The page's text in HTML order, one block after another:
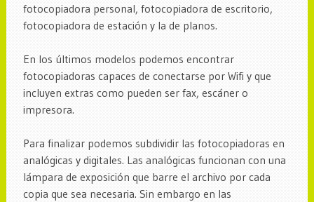
fotocopiadora personal, fotocopiadora de escritorio,
fotocopiadora de estación y la de planos.
En los últimos modelos podemos encontrar
fotocopiadoras capaces de conectarse por Wifi y que
incluyen extras como pueden ser fax, escáner o
impresora.
Para finalizar podemos subdividir las fotocopiadoras en
analógicas y digitales. Las analógicas funcionan con una
lámpara de exposición que barre el archivo por cada
copia que sea necesaria. Sin embargo en las